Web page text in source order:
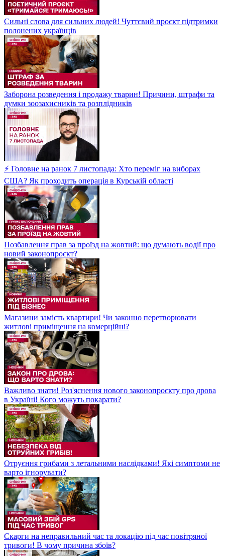
Сильні слова для сильних людей! Чуттєвий проєкт підтримки
полонених українців
Заборона розведення і продажу тварин! Причини, штрафи та
думки зоозахисників та розплідників
⚡ Головне на ранок 7 листопада: Хто переміг на виборах
США? Як проходить операція в Курській області
Позбавлення прав за проїзд на жовтий: що думають водії про
новий законопроєкт?
Магазини замість квартири! Чи законно перетворювати
житлові приміщення на комерційні?
Важливо знати! Роз'яснення нового законопроєкту про дрова
в Україні! Кого можуть покарати?
Отруєння грибами з летальними наслідками! Які симптоми не
варто ігнорувати?
Скарги на неправильний час та локацію під час повітряної
тривоги! В чому причина збоїв?